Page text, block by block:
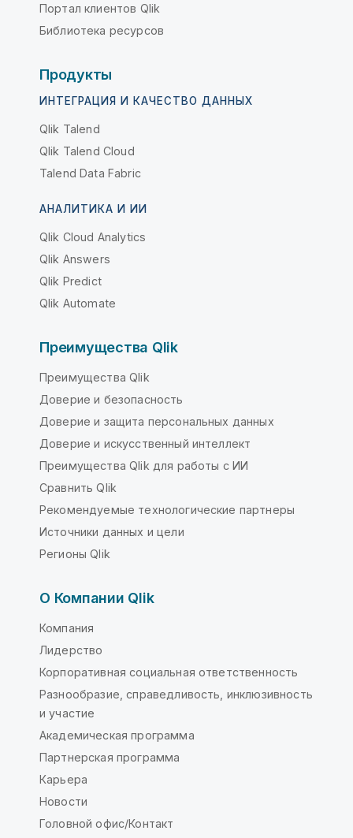
Портал клиентов Qlik
Библиотека ресурсов
Продукты
ИНТЕГРАЦИЯ И КАЧЕСТВО ДАННЫХ
Qlik Talend
Qlik Talend Cloud
Talend Data Fabric
АНАЛИТИКА И ИИ
Qlik Cloud Analytics
Qlik Answers
Qlik Predict
Qlik Automate
Преимущества Qlik
Преимущества Qlik
Доверие и безопасность
Доверие и защита персональных данных
Доверие и искусственный интеллект
Преимущества Qlik для работы с ИИ
Сравнить Qlik
Рекомендуемые технологические партнеры
Источники данных и цели
Регионы Qlik
О Компании Qlik
Компания
Лидерство
Корпоративная социальная ответственность
Разнообразие, справедливость, инклюзивность
и участие
Академическая программа
Партнерская программа
Карьера
Новости
Головной офис/Контакт